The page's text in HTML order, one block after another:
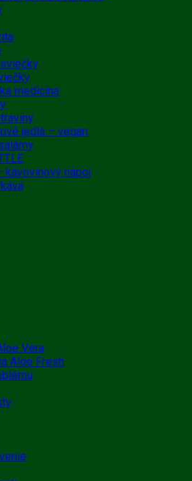
medicína
jedlá – vegan
kávovinový nápoj
Vera
Aloe Fresh